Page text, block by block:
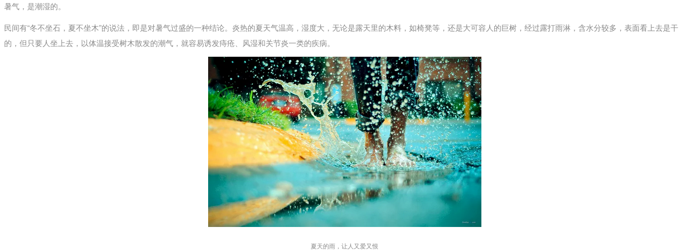
暑气，是潮湿的。
民间有“冬不坐石，夏不坐木”的说法，即是对暑气过盛的一种结论。炎热的夏天气温高，湿度大，无论是露天里的木料，如椅凳等，还是大可容人的巨树，经过露打雨淋，含水分较多，表面看上去是干
的，但只要人坐上去，以体温接受树木散发的潮气，就容易诱发痔疮、风湿和关节炎一类的疾病。
夏天的雨，让人又爱又恨